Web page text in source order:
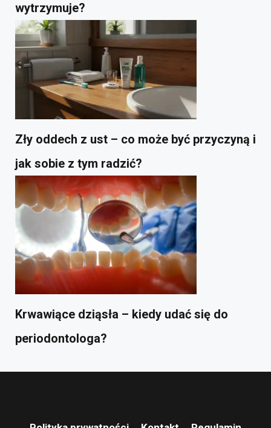
wytrzymuje?
Zły oddech z ust – co może być przyczyną i
jak sobie z tym radzić?
Krwawiące dziąsła – kiedy udać się do
periodontologa?